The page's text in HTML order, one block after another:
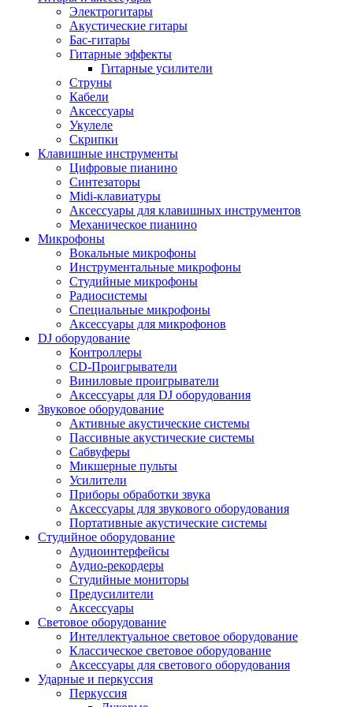
Электрогитары
Акустические гитары
Бас-гитары
Гитарные эффекты
Гитарные усилители
Струны
Кабели
Аксессуары
Укулеле
Скрипки
Клавишные инструменты
Цифровые пианино
Синтезаторы
Midi-клавиатуры
Аксессуары для клавишных инструментов
Механическое пианино
Микрофоны
Вокальные микрофоны
Инструментальные микрофоны
Студийные микрофоны
Радиосистемы
Специальные микрофоны
Аксессуары для микрофонов
DJ оборудование
Контроллеры
CD-Проигрыватели
Виниловые проигрыватели
Аксессуары для DJ оборудования
Звуковое оборудование
Активные акустические системы
Пассивные акустические системы
Сабвуферы
Микшерные пульты
Усилители
Приборы обработки звука
Аксессуары для звукового оборудования
Портативные акустические системы
Студийное оборудование
Аудиоинтерфейсы
Аудио-рекордеры
Студийные мониторы
Предусилители
Аксессуары
Световое оборудование
Интеллектуальное световое оборудование
Классическое световое оборудование
Аксессуары для светового оборудования
Ударные и перкуссия
Перкуссия